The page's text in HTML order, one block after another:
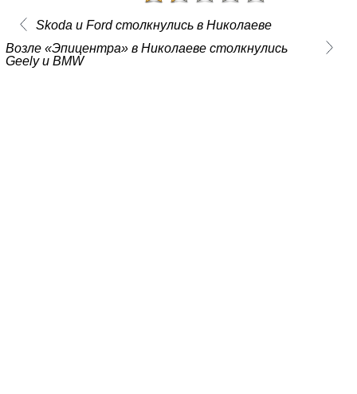
Skoda и Ford столкнулись в Николаеве
Возле «Эпицентра» в Николаеве столкнулись
Geely и BMW